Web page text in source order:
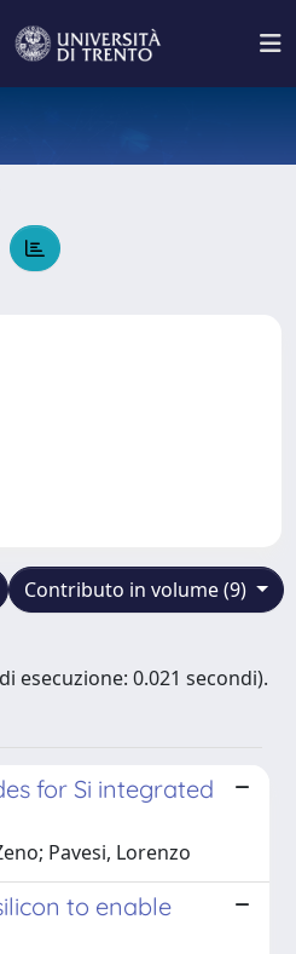
Contributo in volume (9)
esecuzione: 0.021 secondi).
for Si integrated
Pavesi, Lorenzo
to enable